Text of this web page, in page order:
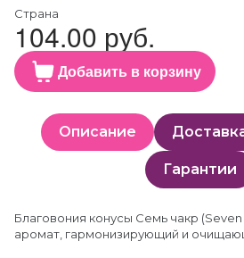
Страна
104.00 руб.
Добавить в корзину
Описание
Гарантии
Благовония конусы Семь чакр
аромат, гармонизирующий и